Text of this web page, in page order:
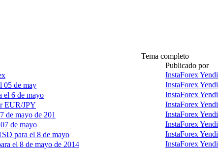
Tema completo
Publicado por
InstaForex Yendi
05 de may
InstaForex Yendi
el 6 de mayo
InstaForex Yendi
EUR/JPY
InstaForex Yendi
de mayo de 201
InstaForex Yendi
de mayo
InstaForex Yendi
para el 8 de mayo
InstaForex Yendi
el 8 de mayo de 2014
InstaForex Yendi